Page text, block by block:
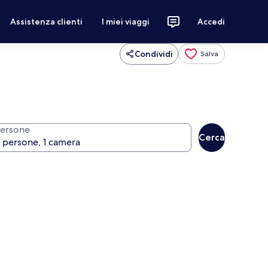
Assistenza clienti I miei viaggi Accedi
Condividi Salva
Cerca